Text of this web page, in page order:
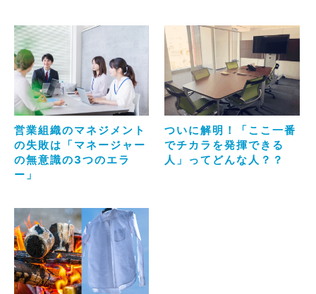
営業組織のマネジメント
の失敗は「マネージャー
の無意識の3つのエラ
ー」
ついに解明！「ここ一番
でチカラを発揮できる
人」ってどんな人？？